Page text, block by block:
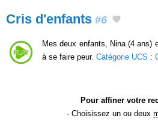
Cris d'enfants #6
Mes deux enfants, Nina (4 ans)
à se faire peur. Catégorie UCS :
Pour affiner votre
- Choisissez un ou deux